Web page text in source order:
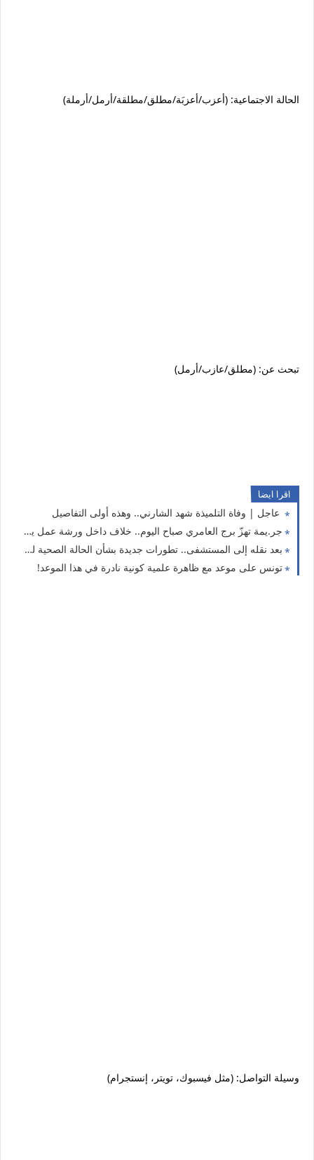
الحالة الاجتماعية: (أعزب/أعزبَة/مطلق/مطلقة/أرمل/أرملة)
تبحث عن: (مطلق/عازب/أرمل)
اقرا ايضا
عاجل | وفاة التلميذة شهد الشارني.. وهذه أولى التفاصيل
جر.يمة تهزّ برج العامري صباح اليوم.. خلاف داخل ورشة عمل ينتهي بمأساة وهذه أولى التفاصيل
بعد نقله إلى المستشفى.. تطورات جديدة بشأن الحالة الصحية لراشد الغنوشي.. وهذه آخر المستجدات
تونس على موعد مع ظاهرة علمية كونية نادرة في هذا الموعد!
وسيلة التواصل: (مثل فيسبوك، تويتر، إنستجرام)